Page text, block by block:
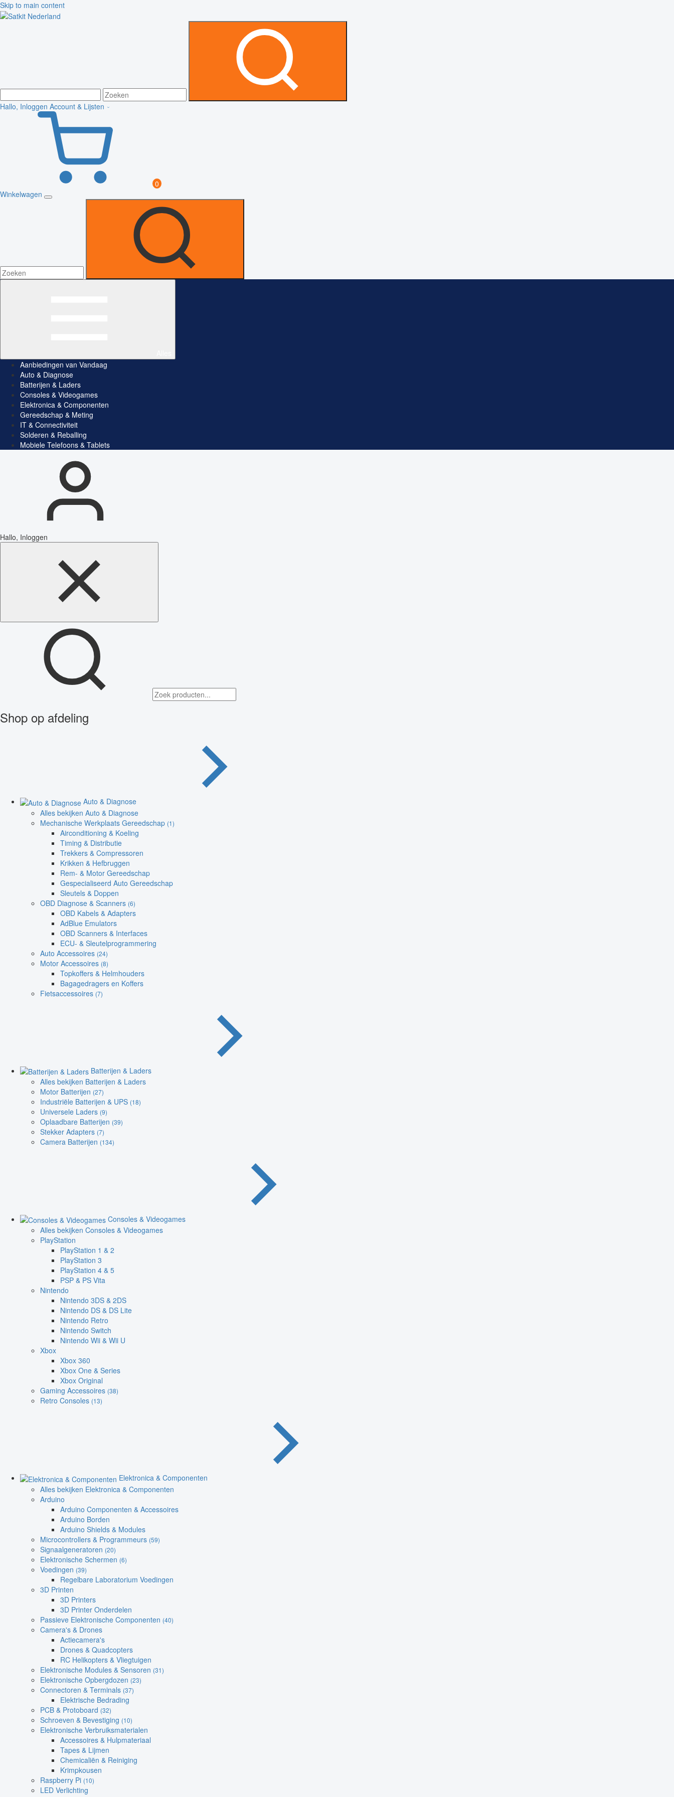
Skip to main content
Hallo, Inloggen Account & Lijsten
0
Winkelwagen
Aanbiedingen van Vandaag
Auto & Diagnose
Batterijen & Laders
Consoles & Videogames
Elektronica & Componenten
Gereedschap & Meting
IT & Connectiviteit
Solderen & Reballing
Mobiele Telefoons & Tablets
Hallo, Inloggen
Shop op afdeling
Auto & Diagnose
Alles bekijken Auto & Diagnose
Mechanische Werkplaats Gereedschap (1)
Airconditioning & Koeling
Timing & Distributie
Trekkers & Compressoren
Krikken & Hefbruggen
Rem- & Motor Gereedschap
Gespecialiseerd Auto Gereedschap
Sleutels & Doppen
OBD Diagnose & Scanners (6)
OBD Kabels & Adapters
AdBlue Emulators
OBD Scanners & Interfaces
ECU- & Sleutelprogrammering
Auto Accessoires (24)
Motor Accessoires (8)
Topkoffers & Helmhouders
Bagagedragers en Koffers
Fietsaccessoires (7)
Batterijen & Laders
Alles bekijken Batterijen & Laders
Motor Batterijen (27)
Industriële Batterijen & UPS (18)
Universele Laders (9)
Oplaadbare Batterijen (39)
Stekker Adapters (7)
Camera Batterijen (134)
Consoles & Videogames
Alles bekijken Consoles & Videogames
PlayStation
PlayStation 1 & 2
PlayStation 3
PlayStation 4 & 5
PSP & PS Vita
Nintendo
Nintendo 3DS & 2DS
Nintendo DS & DS Lite
Nintendo Retro
Nintendo Switch
Nintendo Wii & Wii U
Xbox
Xbox 360
Xbox One & Series
Xbox Original
Gaming Accessoires (38)
Retro Consoles (13)
Elektronica & Componenten
Alles bekijken Elektronica & Componenten
Arduino
Arduino Componenten & Accessoires
Arduino Borden
Arduino Shields & Modules
Microcontrollers & Programmeurs (59)
Signaalgeneratoren (20)
Elektronische Schermen (6)
Voedingen (39)
Regelbare Laboratorium Voedingen
3D Printen
3D Printers
3D Printer Onderdelen
Passieve Elektronische Componenten (40)
Camera's & Drones
Actiecamera's
Drones & Quadcopters
RC Helikopters & Vliegtuigen
Elektronische Modules & Sensoren (31)
Elektronische Opbergdozen (23)
Connectoren & Terminals (37)
Elektrische Bedrading
PCB & Protoboard (32)
Schroeven & Bevestiging (10)
Elektronische Verbruiksmaterialen
Accessoires & Hulpmateriaal
Tapes & Lijmen
Chemicaliën & Reiniging
Krimpkousen
Raspberry Pi (10)
LED Verlichting